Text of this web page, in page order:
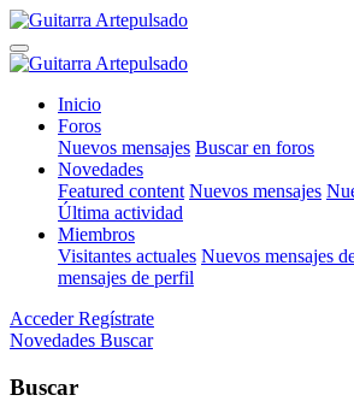
Inicio
Foros
Nuevos mensajes Buscar en foros
Novedades
Featured content Nuevos mensajes
Última actividad
Miembros
Visitantes actuales Nuevos mensajes
mensajes de perfil
Acceder Regístrate
Novedades Buscar
Buscar